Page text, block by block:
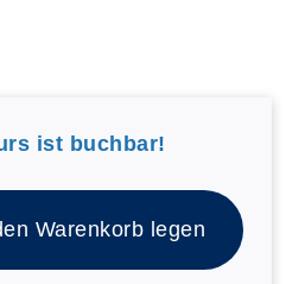
ist buchbar!
Warenkorb legen